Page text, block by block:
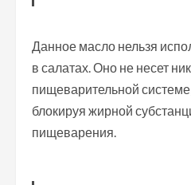
Данное масло нельзя
в салатах. Оно не несет
пищеварительной
блокируя жирной
пищеварения.